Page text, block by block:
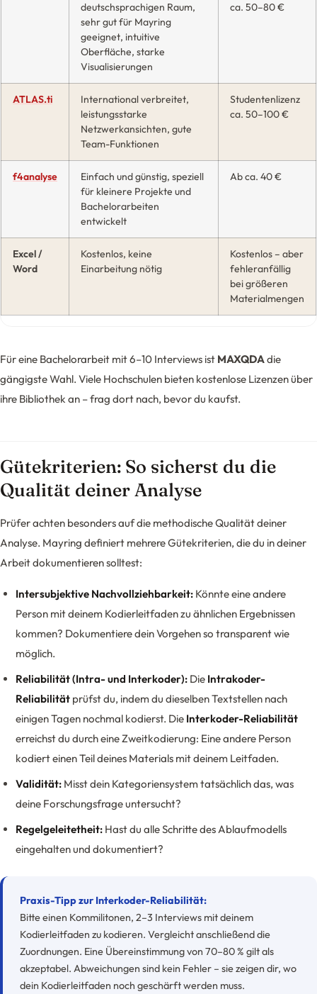
deutschsprachigen Raum,
sehr gut für Mayring
geeignet, intuitive
Oberfläche, starke
Visualisierungen
ca. 50–80 €
ATLAS.ti
International verbreitet,
leistungsstarke
Netzwerkansichten, gute
Team-Funktionen
Studentenlizenz
ca. 50–100 €
f4analyse
Einfach und günstig, speziell
für kleinere Projekte und
Bachelorarbeiten
entwickelt
Ab ca. 40 €
Excel /
Word
Kostenlos, keine
Einarbeitung nötig
Kostenlos – aber
fehleranfällig
bei größeren
Materialmengen
Für eine Bachelorarbeit mit 6–10 Interviews ist MAXQDAdie
gängigste Wahl. Viele Hochschulen bieten kostenlose Lizenzen über
ihre Bibliothek an – frag dort nach, bevor du kaufst.
Gütekriterien: So sicherst du die
Qualität deiner Analyse
Prüfer achten besonders auf die methodische Qualität deiner
Analyse. Mayring definiert mehrere Gütekriterien, die du in deiner
Arbeit dokumentieren solltest:
Intersubjektive Nachvollziehbarkeit: Könnte eine andere
Person mit deinem Kodierleitfaden zu ähnlichen Ergebnissen
kommen? Dokumentiere dein Vorgehen so transparent wie
möglich.
Reliabilität (Intra- und Interkoder): Die Intrakoder-
Reliabilität prüfst du, indem du dieselben Textstellen nach
einigen Tagen nochmal kodierst. Die Interkoder-Reliabilität
erreichst du durch eine Zweitkodierung: Eine andere Person
kodiert einen Teil deines Materials mit deinem Leitfaden.
Validität: Misst dein Kategoriensystem tatsächlich das, was
deine Forschungsfrage untersucht?
Regelgeleitetheit: Hast du alle Schritte des Ablaufmodells
eingehalten und dokumentiert?
Praxis-Tipp zur Interkoder-Reliabilität:
Bitte einen Kommilitonen, 2–3 Interviews mit deinem
Kodierleitfaden zu kodieren. Vergleicht anschließend die
Zuordnungen. Eine Übereinstimmung von 70–80 % gilt als
akzeptabel. Abweichungen sind kein Fehler – sie zeigen dir, wo
dein Kodierleitfaden noch geschärft werden muss.